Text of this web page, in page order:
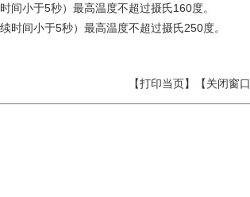
间小于5秒）最高温度不超过摄氏160度。
时间小于5秒）最高温度不超过摄氏250度。
【打印当页】【关闭窗口